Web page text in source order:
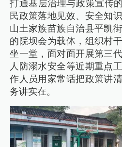
打通基层治理与政策宣传
民政策落地见效、安全知
山土家族苗族自治县平凯
的院坝会为载体，组织村
坐一堂，面对面开展第三
人防溺水安全等近期重点
作人员用家常话把政策讲
务讲实在。